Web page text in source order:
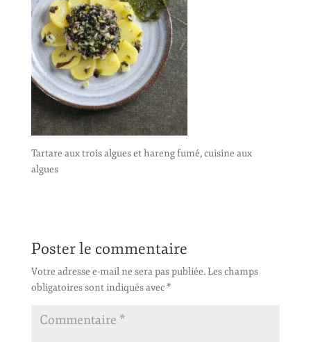
Tartare aux trois algues et hareng fumé, cuisine aux
algues
Poster le commentaire
Votre adresse e-mail ne sera pas publiée.Les champs
obligatoires sont indiqués avec*